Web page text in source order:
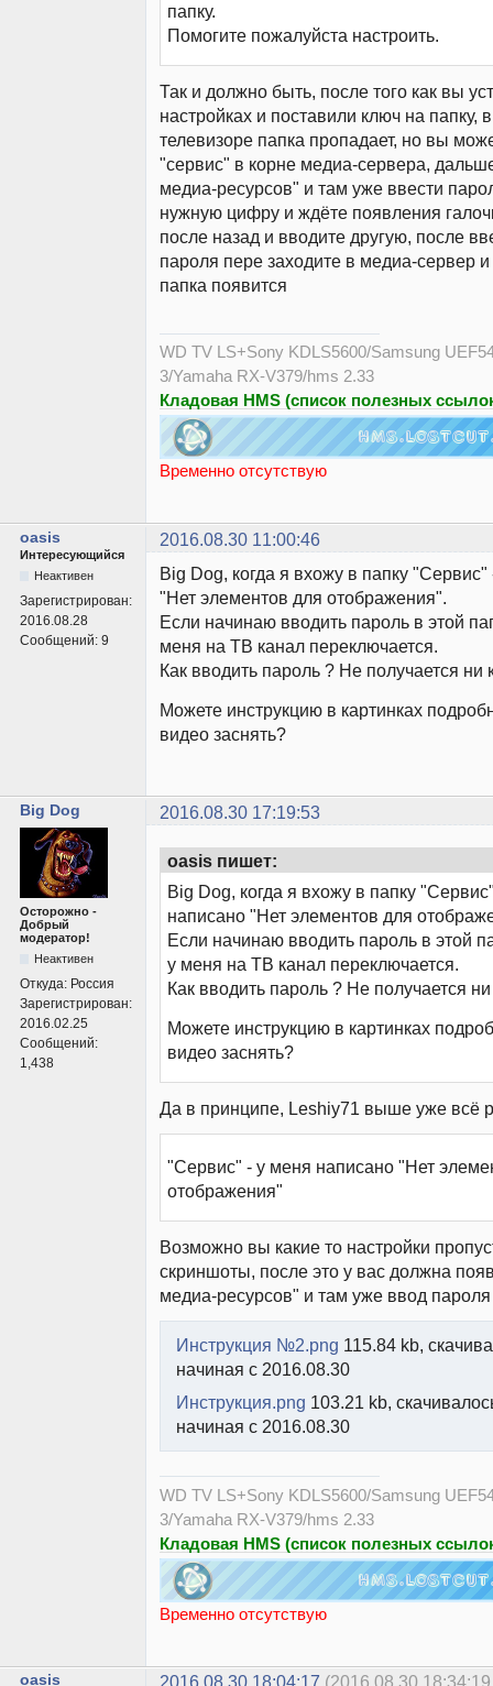
папку.
Помогите пожалуйста настроить.
Так и должно быть, после того как вы
настройках и поставили ключ на папку,
телевизоре папка пропадает, но вы
"сервис" в корне медиа-сервера,
медиа-ресурсов" и там уже ввести
нужную цифру и ждёте появления
после назад и вводите другую, после
пароля пере заходите в медиа-сервер
папка появится
WD TV LS+Sony KDLS5600/Samsung
3/Yamaha RX-V379/hms 2.33
Кладовая HMS (список полезных
Временно отсутствую
oasis 2016.08.30 11:00:46
Интересующийся
Неактивен
Зарегистрирован:
2016.08.28
Сообщений: 9
Big Dog, когда я вхожу в папку
"Нет элементов для отображения".
Если начинаю вводить пароль в этой
меня на ТВ канал переключается.
Как вводить пароль ? Не получается ни
Можете инструкцию в картинках
видео заснять?
Big Dog 2016.08.30 17:19:53
Осторожно -
Добрый
модератор!
Неактивен
Откуда: Россия
Зарегистрирован:
2016.02.25
Сообщений:
1,438
oasis пишет:
Big Dog, когда я вхожу в папку
написано "Нет элементов для
Если начинаю вводить пароль в этой
у меня на ТВ канал переключается.
Как вводить пароль ? Не получается
Можете инструкцию в картинках
видео заснять?
Да в принципе, Leshiy71 выше уже всё
"Сервис" - у меня написано "Нет
отображения"
Возможно вы какие то настройки
скриншоты, после это у вас должна
медиа-ресурсов" и там уже ввод пароля
Инструкция №2.png 115.84 kb,
начиная с 2016.08.30
Инструкция.png 103.21 kb,
начиная с 2016.08.30
WD TV LS+Sony KDLS5600/Samsung
3/Yamaha RX-V379/hms 2.33
Кладовая HMS (список полезных
Временно отсутствую
oasis 2016.08.30 18:04:17 (2016.08.30 18:34:19